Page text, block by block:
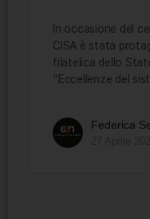
In occasione del
CISA è stata
filatelica dello
“Eccellenze del
Federica